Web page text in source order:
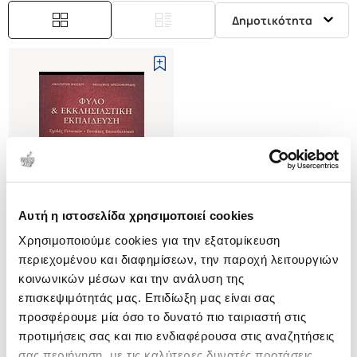
Αυτή η ιστοσελίδα χρησιμοποιεί cookies
Χρησιμοποιούμε cookies για την εξατομίκευση
περιεχομένου και διαφημίσεων, την παροχή λειτουργιών
κοινωνικών μέσων και την ανάλυση της
επισκεψιμότητάς μας. Επιδίωξη μας είναι σας
προσφέρουμε μία όσο το δυνατό πιο ταιριαστή στις
προτιμήσεις σας και πιο ενδιαφέρουσα στις αναζητήσεις
Δημοτικότητα
Εξαντλημένο
(0)
ΦΥΛΟ ΚΑΙ ΕΚΚΛΗΣΙΑΣΤΙΚΗ
ΕΚΠΑΙΔΕΥΣΗ
ΣΧΟΛΕΣ ΓΥΝΑΙΚΩΝ - ΓΥΝΑΙΚΕΣ
ΕΚΠΑΙΔΕΥΤΙΚΟΙ
ΧΡΙΣΤΟΦΟΡΙΔΗΣ
ΘΕΟΔΩΡΟΣ